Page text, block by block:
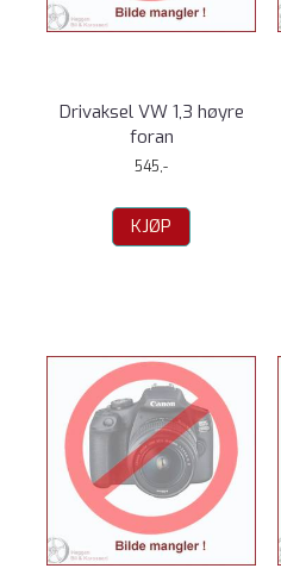
Drivaksel VW 1,3 høyre
foran
545,-
KJØP